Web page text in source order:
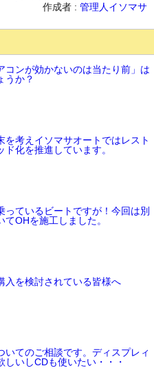
作成者 : 管理人イソマサ
コンが効かないのは当たり前」は
うか？
を考えイソマサオートではレスト
ド化を推進しています。
っているビートですが！今回は別
てOHを施工しました。
入を検討されている皆様へ
いてのご相談です。ディスプレィ
しいしCDも使いたい・・・